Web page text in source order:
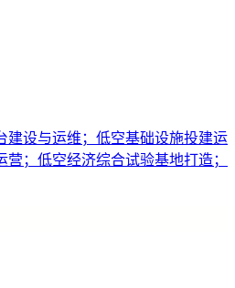
建设与运维；低空基础设施投建运
；低空经济综合试验基地打造；